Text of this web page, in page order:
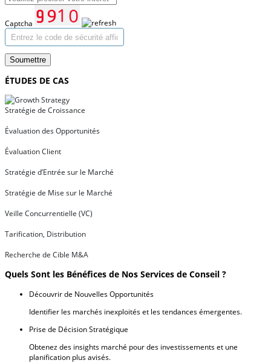
Captcha
Soumettre
ÉTUDES DE CAS
Stratégie de Croissance
Évaluation des Opportunités
Évaluation Client
Stratégie d’Entrée sur le Marché
Stratégie de Mise sur le Marché
Veille Concurrentielle (VC)
Tarification, Distribution
Recherche de Cible M&A
Quels Sont les Bénéfices de Nos Services de Conseil ?
Découvrir de Nouvelles Opportunités
Identifier les marchés inexploités et les tendances émergentes.
Prise de Décision Stratégique
Obtenez des insights marché pour des investissements et une
planification plus avisés.